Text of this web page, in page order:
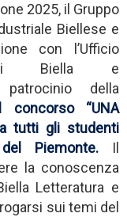
2025, il Gruppo
Biellese e
con l’Ufficio
di Biella e
della
concorso “UNA
a tutti gli studenti
Piemonte. Il
la conoscenza
Letteratura e
sui temi del